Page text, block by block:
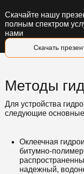
Скачать
Скачайте нашу
полным спектром
нами
Методы
Для устройства
следующие
Оклеечная
битумно-
надежный,